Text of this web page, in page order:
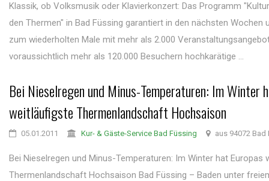
Klassik, ob Volksmusik oder Klavierkonzert: Das Programm
den Thermen" in Bad Füssing garantiert in den nächsten Wochen
zum wiederholten Male mit mehr als 2.000
voraussichtlich mehr als 120.000 Besuchern hochkarätige ...
Bei Nieselregen und Minus-Temperaturen: Im Winter
weitläufigste Thermenlandschaft Hochsaison
05.01.2011 Kur- & Gäste-Service Bad Füssing aus 94072 Bad
Bei Nieselregen und Minus-Temperaturen: Im Winter hat Europas
Thermenlandschaft Hochsaison Bad Füssing – Baden unter